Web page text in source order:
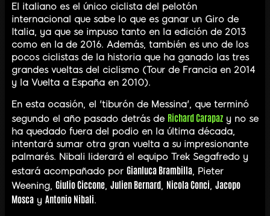
El italiano es el único ciclista del pelotón
internacional que sabe lo que es ganar un Giro de
Italia, ya que se impuso tanto en la edición de 2013
como en la de 2016. Además, también es uno de los
pocos ciclistas de la historia que ha ganado las tres
grandes vueltas del ciclismo (Tour de Francia en 2014
y la Vuelta a España en 2010).
En esta ocasión, el 'tiburón de Messina', que terminó
segundo el año pasado detrás de Richard Carapaz y no se
ha quedado fuera del podio en la última década,
intentará sumar otra gran vuelta a su impresionante
palmarés. Nibali liderará el equipo Trek Segafredo y
estará acompañado por Gianluca Brambilla, Pieter
Weening, Giulio Ciccone, Julien Bernard, Nicola Conci, Jacopo
Mosca y Antonio Nibali.